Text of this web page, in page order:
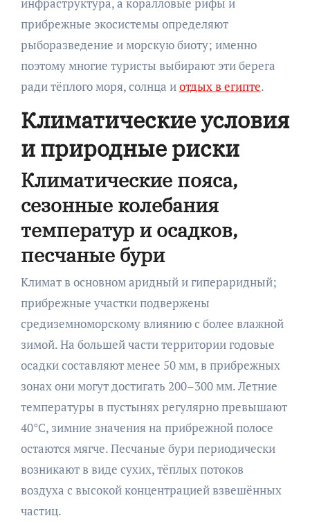
инфраструктура, а коралловые рифы и
прибрежные экосистемы определяют
рыборазведение и морскую биоту; именно
поэтому многие туристы выбирают эти берега
ради тёплого моря, солнца иотдых в египте.
Климатические условия
и природные риски
Климатические пояса,
сезонные колебания
температур и осадков,
песчаные бури
Климат в основном аридный и гипераридный;
прибрежные участки подвержены
средиземноморскому влиянию с более влажной
зимой. На большей части территории годовые
осадки составляют менее 50 мм, в прибрежных
зонах они могут достигать 200–300 мм. Летние
температуры в пустынях регулярно превышают
40°C, зимние значения на прибрежной полосе
остаются мягче. Песчаные бури периодически
возникают в виде сухих, тёплых потоков
воздуха с высокой концентрацией взвешённых
частиц.